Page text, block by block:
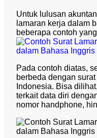
Untuk lulusan
lamaran kerja dalam
beberapa contoh
Pada contoh diatas,
berbeda dengan
Indonesia. Bisa
terkait data diri
nomor handphone,